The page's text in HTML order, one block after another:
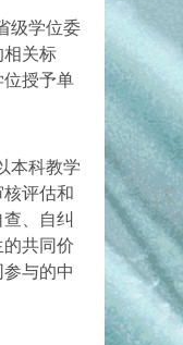
级学位委
相关标
位授予单
本科教学
评估和
、自纠
共同价
与的中